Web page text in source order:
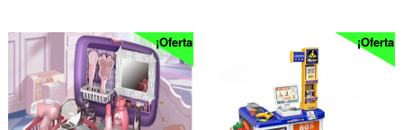
¡Oferta! ¡Oferta!